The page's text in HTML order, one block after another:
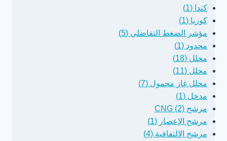
كندا (1)
كوريا (1)
مؤشر الضغط التفاضلي (5)
محدود (1)
محلل (18)
محلل (11)
محلل غاز محمول (7)
مدخل (1)
مرشح CNG (2)
مرشح الإعصار (1)
مرشح الالتفافية (4)